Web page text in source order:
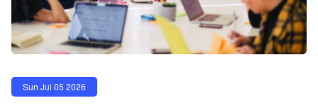
Sun Jul 05 2026